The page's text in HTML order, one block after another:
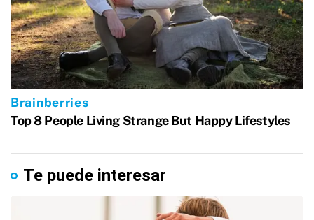
Te puede interesar